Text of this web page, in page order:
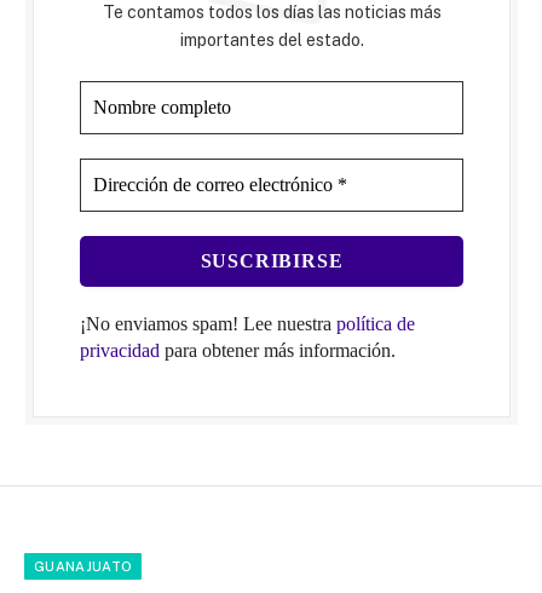
Te contamos todos los días las noticias más
importantes del estado.
¡No enviamos spam! Lee nuestra política de
privacidad para obtener más información.
GUANAJUATO